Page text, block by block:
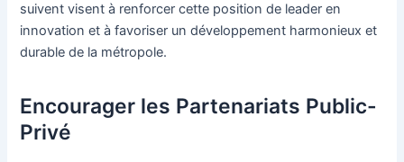
suivent visent à renforcer cette position de leader en
innovation et à favoriser un développement harmonieux et
durable de la métropole.
Encourager les Partenariats Public-
Privé